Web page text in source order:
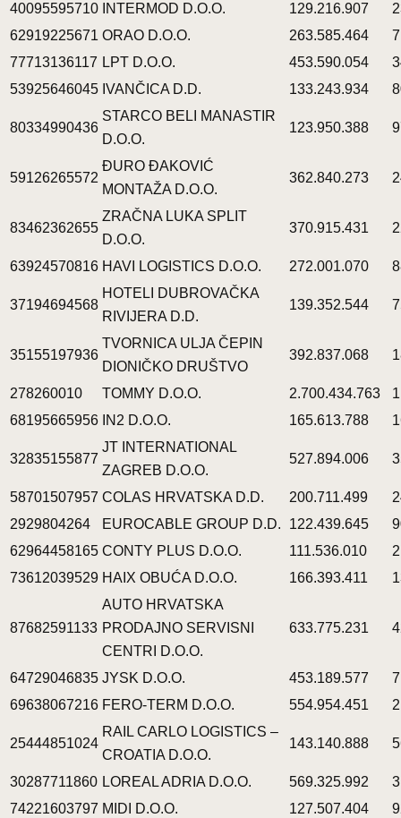
40095595710 INTERMOD D.O.O. 129.216.907
62919225671 ORAO D.O.O. 263.585.464
77713136117 LPT D.O.O. 453.590.054
53925646045 IVANČICA D.D. 133.243.934
80334990436
STARCO BELI MANASTIR
D.O.O.
123.950.388
59126265572
ĐURO ĐAKOVIĆ
MONTAŽA D.O.O.
362.840.273
83462362655
ZRAČNA LUKA SPLIT
D.O.O.
370.915.431
63924570816 HAVI LOGISTICS D.O.O. 272.001.070
37194694568
HOTELI DUBROVAČKA
RIVIJERA D.D.
139.352.544
35155197936
TVORNICA ULJA ČEPIN
DIONIČKO DRUŠTVO
392.837.068
278260010 TOMMY D.O.O. 2.700.434.763
68195665956 IN2 D.O.O. 165.613.788
32835155877
JT INTERNATIONAL
ZAGREB D.O.O.
527.894.006
58701507957 COLAS HRVATSKA D.D. 200.711.499
2929804264
EUROCABLE GROUP D.D. 122.439.645
62964458165 CONTY PLUS D.O.O. 111.536.010
73612039529 HAIX OBUĆA D.O.O. 166.393.411
87682591133
AUTO HRVATSKA
PRODAJNO SERVISNI
CENTRI D.O.O.
633.775.231
64729046835 JYSK D.O.O. 453.189.577
69638067216 FERO-TERM D.O.O. 554.954.451
25444851024
RAIL CARLO LOGISTICS –
CROATIA D.O.O.
143.140.888
30287711860 LOREAL ADRIA D.O.O. 569.325.992
74221603797 MIDI D.O.O. 127.507.404